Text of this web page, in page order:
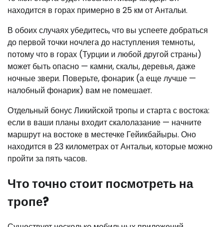
находится в горах примерно в 25 км от Антальи.
В обоих случаях убедитесь, что вы успеете добраться
до первой точки ночлега до наступления темноты,
потому что в горах (Турции и любой другой страны)
может быть опасно — камни, скалы, деревья, даже
ночные звери. Поверьте, фонарик (а еще лучше —
налобный фонарик) вам не помешает.
Отдельный бонус Ликийской тропы и старта с востока:
если в ваши планы входит скалолазание — начните
маршрут на востоке в местечке Гейикбайыры. Оно
находится в 23 километрах от Антальи, которые можно
пройти за пять часов.
Что точно стоит посмотреть на
тропе?